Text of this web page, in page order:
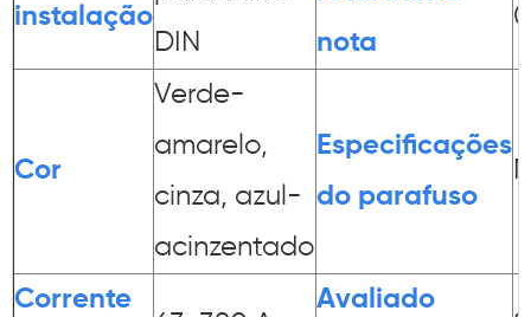
instalação
DIN
nota
0
Cor
Verde-
amarelo,
cinza, azul-
acinzentado
Especificações
do parafuso
Corrente
Avaliado